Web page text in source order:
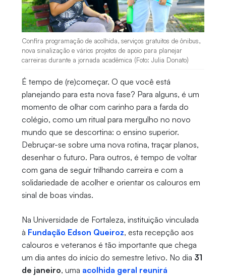
Confira programação de acolhida, serviços gratuitos de ônibus,
nova sinalização e vários projetos de apoio para planejar
carreiras durante a jornada acadêmica (Foto: Julia Donato)
É tempo de (re)começar. O que você está
planejando para esta nova fase? Para alguns, é um
momento de olhar com carinho para a farda do
colégio, como um ritual para mergulho no novo
mundo que se descortina: o ensino superior.
Debruçar-se sobre uma nova rotina, traçar planos,
desenhar o futuro. Para outros, é tempo de voltar
com gana de seguir trilhando carreira e com a
solidariedade de acolher e orientar os calouros em
sinal de boas vindas.
Na Universidade de Fortaleza, instituição vinculada
à Fundação Edson Queiroz, esta recepção aos
calouros e veteranos é tão importante que chega
um dia antes do início do semestre letivo. No dia 31
de janeiro, uma acolhida geral reunirá